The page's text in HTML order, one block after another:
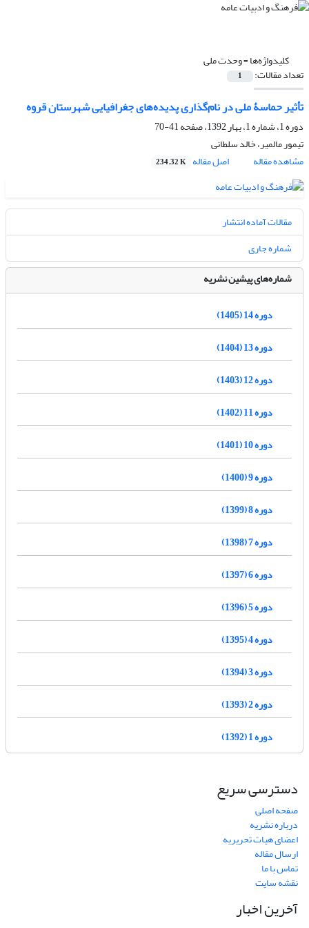
کلیدواژه‌ها =وحدت ملی
تعداد مقالات: 1
تأثیر حماسۀ ملی در نام‌گذاری پدیده‌های جغرافیایی شهرستان قروه
دوره 1، شماره 1، بهار 1392، صفحه
41-70
تیمور مالمیر، خالد سلطانی
مشاهده مقاله
اصل مقاله 234.32 K
مقالات آماده انتشار
شماره جاری
شماره‌های پیشین نشریه
دوره 14 (1405)
دوره 13 (1404)
دوره 12 (1403)
دوره 11 (1402)
دوره 10 (1401)
دوره 9 (1400)
دوره 8 (1399)
دوره 7 (1398)
دوره 6 (1397)
دوره 5 (1396)
دوره 4 (1395)
دوره 3 (1394)
دوره 2 (1393)
دوره 1 (1392)
دسترسی سریع
صفحه اصلی
درباره نشریه
اعضای هیات تحریریه
ارسال مقاله
تماس با ما
نقشه سایت
آخرین اخبار